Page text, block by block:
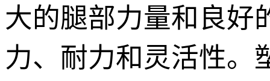
大的腿部力量和良好
力、耐力和灵活性。